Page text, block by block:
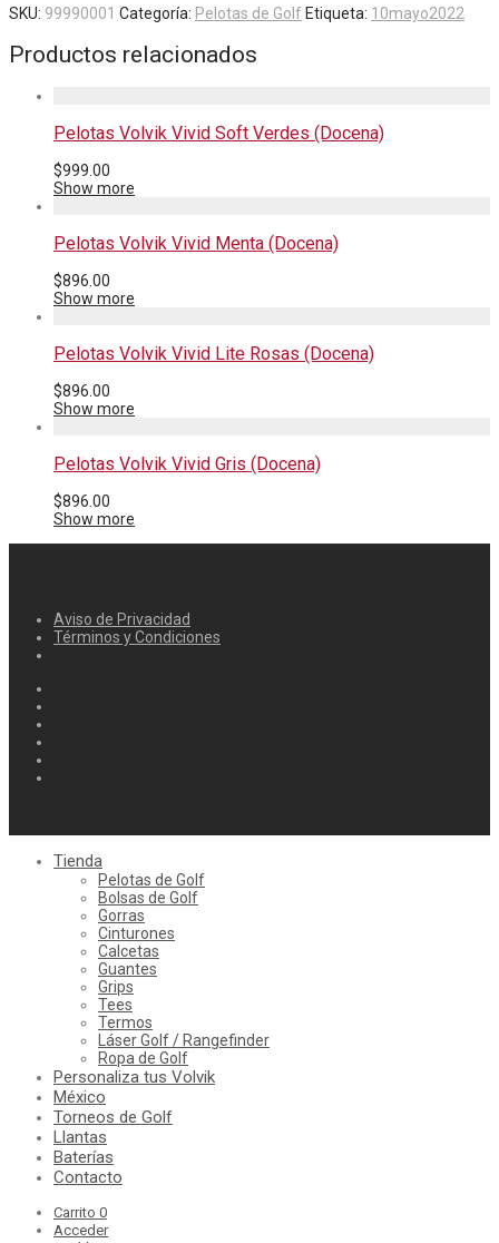
SKU: 99990001 Categoría: Pelotas de Golf Etiqueta: 10mayo2022
Productos relacionados
Pelotas Volvik Vivid Soft Verdes (Docena)
$999.00
Show more
Pelotas Volvik Vivid Menta (Docena)
$896.00
Show more
Pelotas Volvik Vivid Lite Rosas (Docena)
$896.00
Show more
Pelotas Volvik Vivid Gris (Docena)
$896.00
Show more
Aviso de Privacidad
Términos y Condiciones
Tienda
Pelotas de Golf
Bolsas de Golf
Gorras
Cinturones
Calcetas
Guantes
Grips
Tees
Termos
Láser Golf / Rangefinder
Ropa de Golf
Personaliza tus Volvik
México
Torneos de Golf
Llantas
Baterías
Contacto
Carrito 0
Acceder